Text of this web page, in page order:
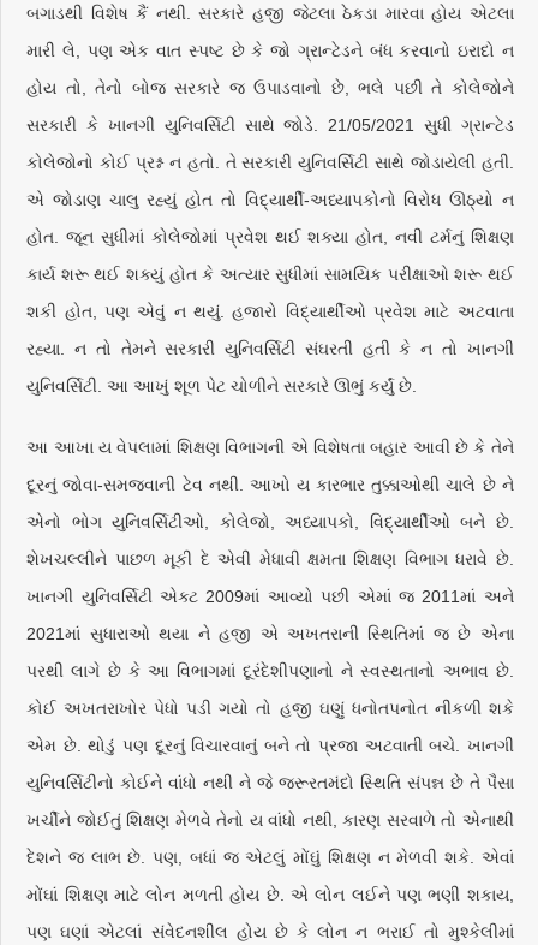
બગાડથી વિશેષ કૈં નથી. સરકારે હજી જેટલા ઠેકડા મારવા હોય એટલા
મારી લે, પણ એક વાત સ્પષ્ટ છે કે જો ગ્રાન્ટેડને બંધ કરવાનો ઇરાદો ન
હોય તો, તેનો બોજ સરકારે જ ઉપાડવાનો છે, ભલે પછી તે કોલેજોને
સરકારી કે ખાનગી યુનિવર્સિટી સાથે જોડે. 21/05/2021 સુધી ગ્રાન્ટેડ
કોલેજોનો કોઈ પ્રશ્ન ન હતો. તે સરકારી યુનિવર્સિટી સાથે જોડાયેલી હતી.
એ જોડાણ ચાલુ રહ્યું હોત તો વિદ્યાર્થી-અધ્યાપકોનો વિરોધ ઊઠ્યો ન
હોત. જૂન સુધીમાં કોલેજોમાં પ્રવેશ થઈ શક્યા હોત, નવી ટર્મનું શિક્ષણ
કાર્ય શરૂ થઈ શક્યું હોત કે અત્યાર સુધીમાં સામયિક પરીક્ષાઓ શરૂ થઈ
શકી હોત, પણ એવું ન થયું. હજારો વિદ્યાર્થીઓ પ્રવેશ માટે અટવાતા
રહ્યા. ન તો તેમને સરકારી યુનિવર્સિટી સંઘરતી હતી કે ન તો ખાનગી
યુનિવર્સિટી. આ આખું શૂળ પેટ ચોળીને સરકારે ઊભું કર્યું છે.
આ આખા ય વેપલામાં શિક્ષણ વિભાગની એ વિશેષતા બહાર આવી છે કે તેને
દૂરનું જોવા-સમજવાની ટેવ નથી. આખો ય કારભાર તુક્કાઓથી ચાલે છે ને
એનો ભોગ યુનિવર્સિટીઓ, કોલેજો, અધ્યાપકો, વિદ્યાર્થીઓ બને છે.
શેખચલ્લીને પાછળ મૂકી દે એવી મેધાવી ક્ષમતા શિક્ષણ વિભાગ ધરાવે છે.
ખાનગી યુનિવર્સિટી એક્ટ 2009માં આવ્યો પછી એમાં જ 2011માં અને
2021માં સુધારાઓ થયા ને હજી એ અખતરાની સ્થિતિમાં જ છે એના
પરથી લાગે છે કે આ વિભાગમાં દૂરંદેશીપણાનો ને સ્વસ્થતાનો અભાવ છે.
કોઈ અખતરાખોર પેધો પડી ગયો તો હજી ઘણું ધનોતપનોત નીકળી શકે
એમ છે. થોડું પણ દૂરનું વિચારવાનું બને તો પ્રજા અટવાતી બચે. ખાનગી
યુનિવર્સિટીનો કોઈને વાંધો નથી ને જે જરૂરતમંદો સ્થિતિ સંપન્ન છે તે પૈસા
ખર્ચીને જોઈતું શિક્ષણ મેળવે તેનો ય વાંધો નથી, કારણ સરવાળે તો એનાથી
દેશને જ લાભ છે. પણ, બધાં જ એટલું મોંઘું શિક્ષણ ન મેળવી શકે. એવાં
મોંઘાં શિક્ષણ માટે લોન મળતી હોય છે. એ લોન લઈને પણ ભણી શકાય,
પણ ઘણાં એટલાં સંવેદનશીલ હોય છે કે લોન ન ભરાઈ તો મુશ્કેલીમાં